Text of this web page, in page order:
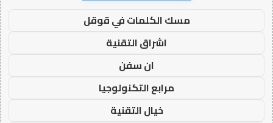
مسك الكلمات في قوقل
اشراق التقنية
ان سفن
مرابع التكنولوجيا
خيال التقنية